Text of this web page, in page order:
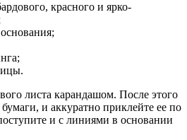
красного и ярко-
листа карандашом. После этого
и аккуратно приклейте ее по
и с линиями в основании